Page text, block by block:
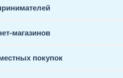
магазинов
покупок